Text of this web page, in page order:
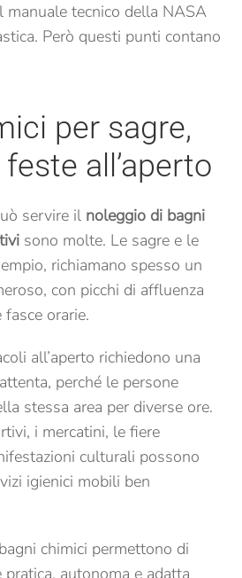
manuale tecnico della NASA
Però questi punti contano
per sagre,
all’aperto
servire il noleggio di bagni
sono molte. Le sagre e le
richiamano spesso un
con picchi di affluenza
orarie.
all’aperto richiedono una
perché le persone
stessa area per diverse ore.
i mercatini, le fiere
culturali possono
igienici mobili ben
chimici permettono di
autonoma e adatta